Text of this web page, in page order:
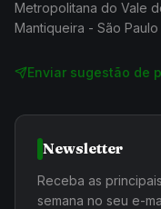
Metropolitana do Vale
Mantiqueira - São Paulo
Enviar sugestão de
Newsletter
Receba as
semana no seu e-